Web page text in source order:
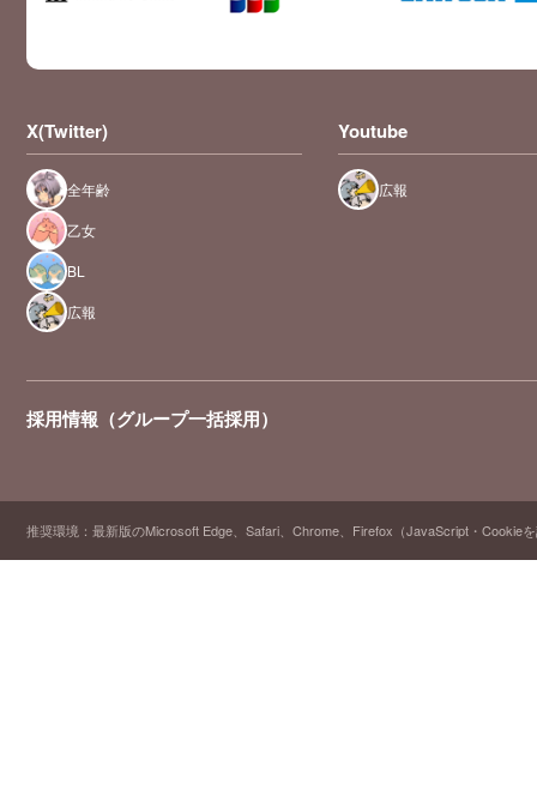
X(Twitter)
全年齢
乙女
BL
広報
Youtube
広報
採用情報（グループ一括採用）
推奨環境：最新版のMicrosoft Edge、Safari、Chrome、Firefox（JavaScript・Cookie